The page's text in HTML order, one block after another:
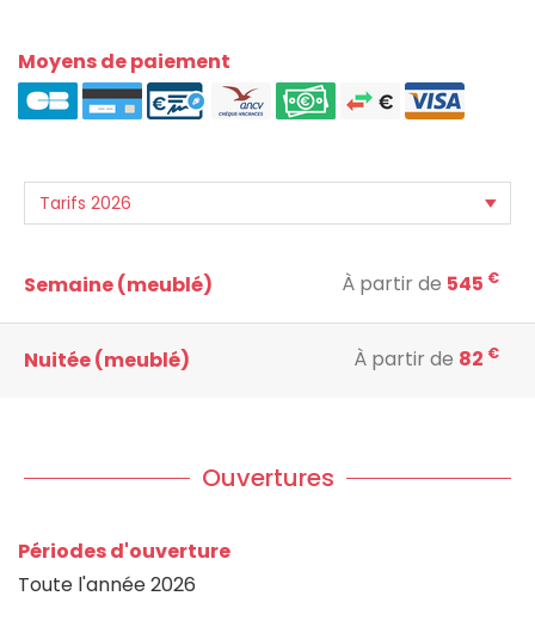
Moyens de paiement
Semaine (meublé) À partir de 545 €
Nuitée (meublé) À partir de 82 €
Ouvertures
Périodes d'ouverture
Toute l'année 2026